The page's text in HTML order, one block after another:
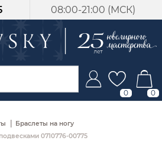
08:00-21:00 (МСК)
0 0
| Браслеты на ногу
0710776-00775
15 дней с